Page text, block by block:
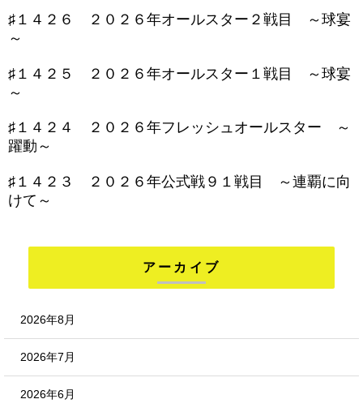
♯１４２６ ２０２６年オールスター２戦目 ～球宴
～
♯１４２５ ２０２６年オールスター１戦目 ～球宴
～
♯１４２４ ２０２６年フレッシュオールスター ～
躍動～
♯１４２３ ２０２６年公式戦９１戦目 ～連覇に向
けて～
アーカイブ
2026年8月
2026年7月
2026年6月